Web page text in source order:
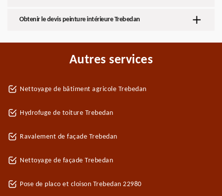
Obtenir le devis peinture intérieure Trebedan
Autres services
Nettoyage de bâtiment agricole Trebedan
Hydrofuge de toiture Trebedan
Ravalement de façade Trebedan
Nettoyage de façade Trebedan
Pose de placo et cloison Trebedan 22980